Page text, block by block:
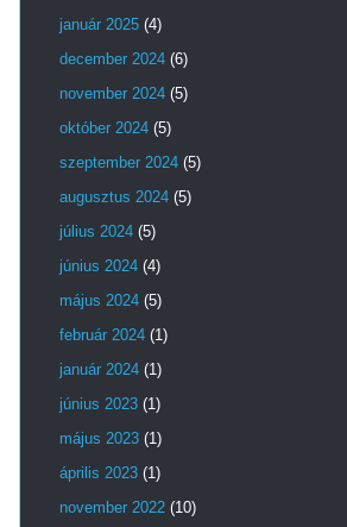
január 2025 (4)
december 2024 (6)
november 2024 (5)
október 2024 (5)
szeptember 2024 (5)
augusztus 2024 (5)
július 2024 (5)
június 2024 (4)
május 2024 (5)
február 2024 (1)
január 2024 (1)
június 2023 (1)
május 2023 (1)
április 2023 (1)
november 2022 (10)